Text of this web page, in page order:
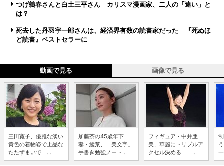
つげ義春さんと白土三平さん カリスマ漫画家、二人の「違い」と
は？
死去した丹羽宇一郎さんは、経済界有数の読書家だった 『死ぬほ
ど読書』ベストセラーに
動画で見る 画像で見る
三田寛子、優雅な淡い
黄色の着物姿で上品な
たたずまいで ...
加藤茶の45歳年下
妻・綾菜、「美文字」
手書き勉強ノート...
フィギュア・中井亜
美、華麗にトリプルア
クセル決める 「...